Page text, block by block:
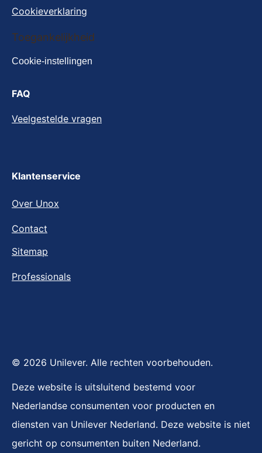
Cookieverklaring
Toegankelijkheid
Cookie-instellingen
FAQ
Veelgestelde vragen
Klantenservice
Over Unox
Contact
Sitemap
Professionals
© 2026 Unilever. Alle rechten voorbehouden.
Deze website is uitsluitend bestemd voor
Nederlandse consumenten voor producten en
diensten van Unilever Nederland. Deze website is niet
gericht op consumenten buiten Nederland.